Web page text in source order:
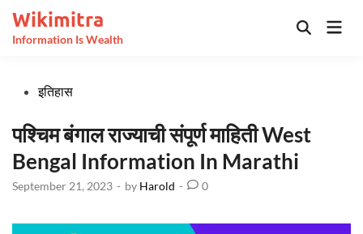
content
Wikimitra
Information Is Wealth
Open
Postedइतिहास
पश्चिम बंगाल राज्याची संपूर्ण माहिती West
Bengal Information In Marathi
September 21, 2023 - by Harold - 0